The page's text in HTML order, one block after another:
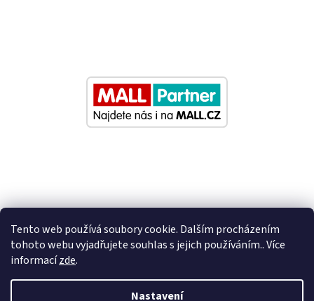
Tento web používá soubory cookie. Dalším procházením
tohoto webu vyjadřujete souhlas s jejich používáním.. Více
informacízde.
Nastavení